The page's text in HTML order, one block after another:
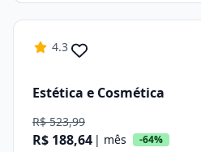
4.3
Estética e Cosmética
R$ 523,99
R$ 188,64 | mês -64%